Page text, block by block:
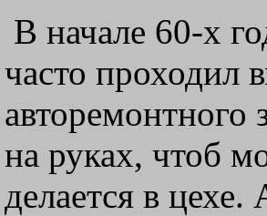
В начале 60-х
часто проходил
на руках, чтоб
делается в